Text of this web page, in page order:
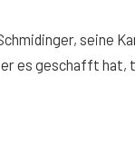
seine
es geschafft hat,